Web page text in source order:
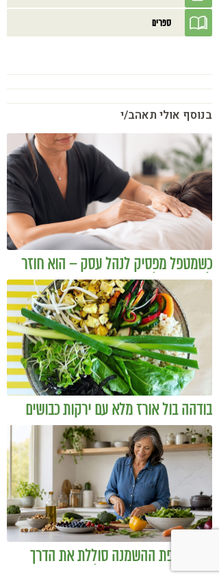
ספרים
בנוסף אולי תאהב/י
כשמטפל מפסיק לנהל עסק – הוא חוזר
להיות מטפל
בודהה בול אורז מלא עם ירקות כבושים
ומקושקשת טופו
כיצד מגפת ההשמנה סוללת את הדרך
לאלצהיימר, והפתרון של הרפואה